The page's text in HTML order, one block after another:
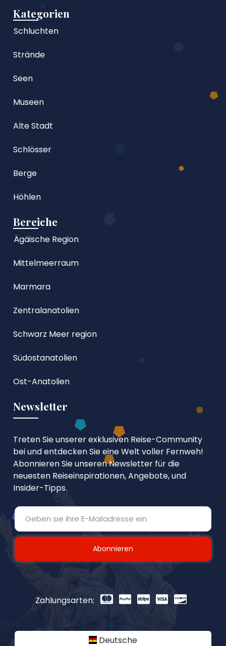
Kategorien
Schluchten
Strände
Seen
Museen
Alte Stadt
Schlösser
Berge
Höhlen
Bereiche
Ägäische Region
Mittelmeerraum
Marmara
Zentralanatolien
Schwarz Meer region
Südostanatolien
Ost-Anatolien
Newsletter
Treten Sie unserer exklusiven Reise-Community
bei und entdecken Sie eine Welt voller Fernweh!
Abonnieren Sie unseren Newsletter für die
neuesten Reiseinspirationen, Angebote, und
Insider-Tipps.
Abonnieren
Zahlungsarten:
Deutsche